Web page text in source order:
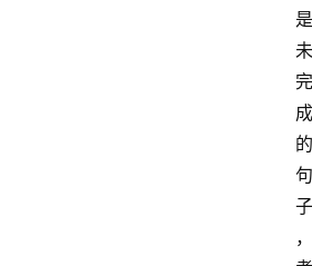
是
未
完
成
的
句
子
，